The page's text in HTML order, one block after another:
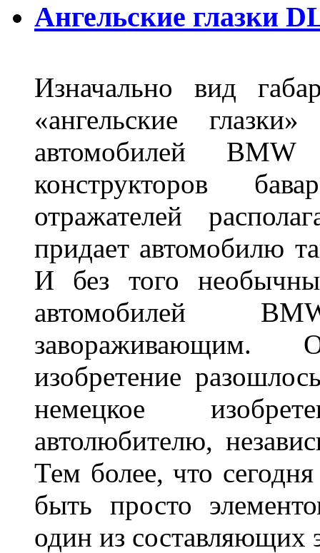
Ангельские глазки
Изначально вид
«ангельские
автомобилей
конструкторов
отражателей
придает автомобилю
И без того
автомобилей
завораживающим.
изобретение
немецкое
автолюбителю,
Тем более, что сегодня
быть просто
один из